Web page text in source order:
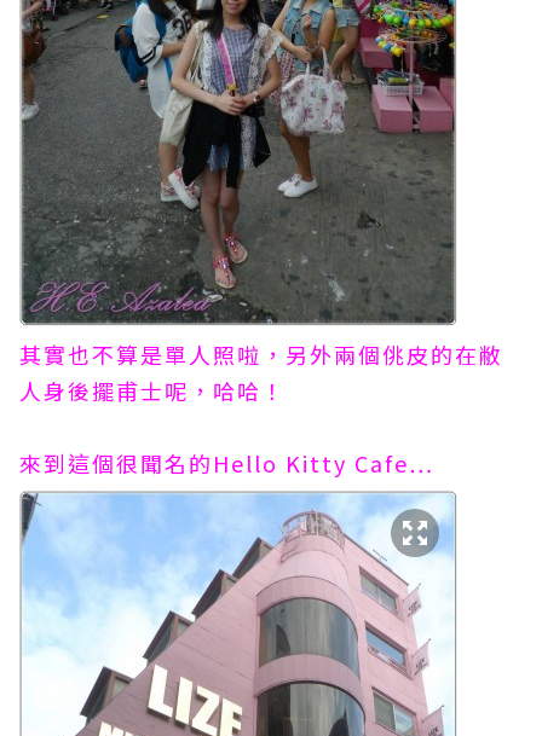
其實也不算是單人照啦，另外兩個佻皮的在敝
人身後擺甫士呢，哈哈！
來到這個很聞名的Hello Kitty Cafe…